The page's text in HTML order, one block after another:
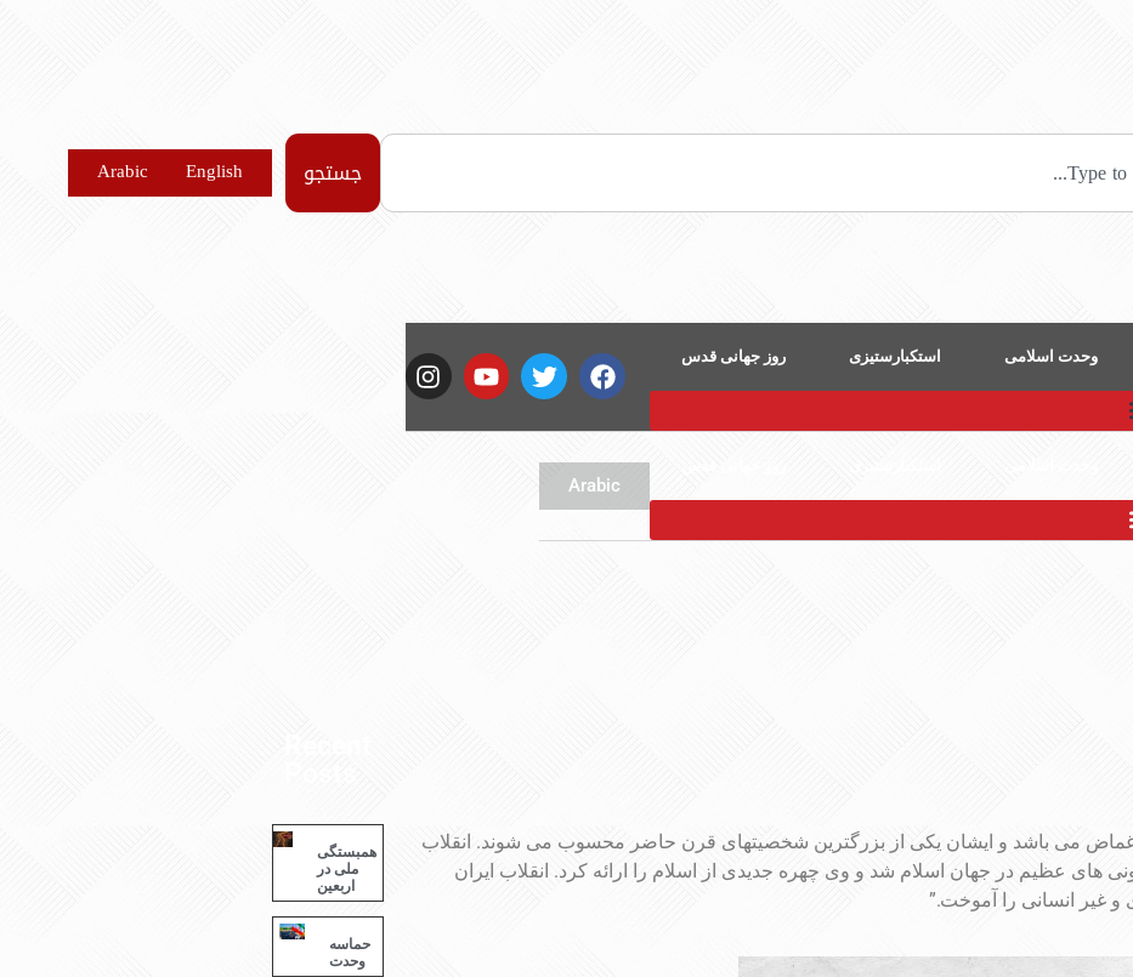
جستجو English
Arabic
وحدت اسلامی استکبارستیزی روز جهانی قدس
Arabic
می باشد و ایشان یکی از بزرگترین شخصیتهای قرن حاضر محسوب می شوند. انقلاب
های عظیم در جهان اسلام شد و وی چهره جدیدی از اسلام را ارائه کرد. انقلاب ایران
و غیر انسانی را آموخت.”
همبستگی
ملی در
اربعین
حماسه
وحدت